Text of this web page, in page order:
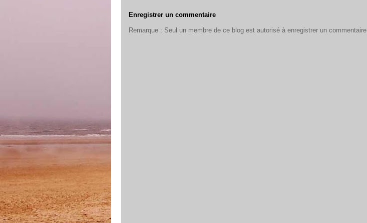
Enregistrer un commentaire
Remarque : Seul un membre de ce blog est autorisé à enregistrer un commentaire.